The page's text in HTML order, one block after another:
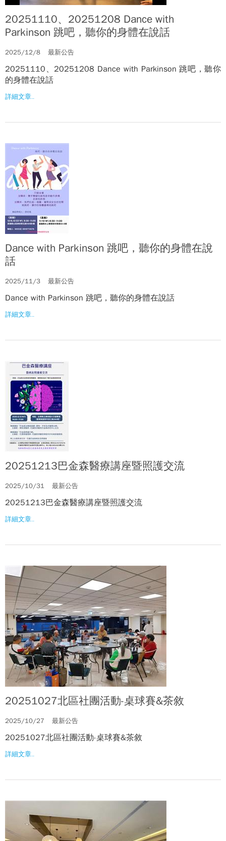
20251110、20251208 Dance with
Parkinson 跳吧，聽你的身體在說話
2025/12/8 最新公告
20251110、20251208 Dance with Parkinson 跳吧，聽你
的身體在說話
詳細文章..
Dance with Parkinson 跳吧，聽你的身體在說
話
2025/11/3 最新公告
Dance with Parkinson 跳吧，聽你的身體在說話
詳細文章..
20251213巴金森醫療講座暨照護交流
2025/10/31 最新公告
20251213巴金森醫療講座暨照護交流
詳細文章..
20251027北區社團活動-桌球賽&茶敘
2025/10/27 最新公告
20251027北區社團活動-桌球賽&茶敘
詳細文章..